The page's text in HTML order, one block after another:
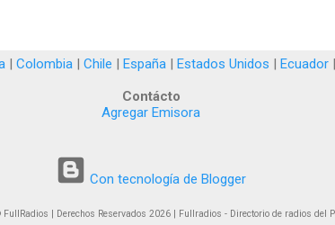
| Colombia | Chile | España | Estados Unidos | Ecuador |
Contácto
Agregar Emisora
Con tecnología de Blogger
| Derechos Reservados 2026 | Fullradios - Directorio de radios del